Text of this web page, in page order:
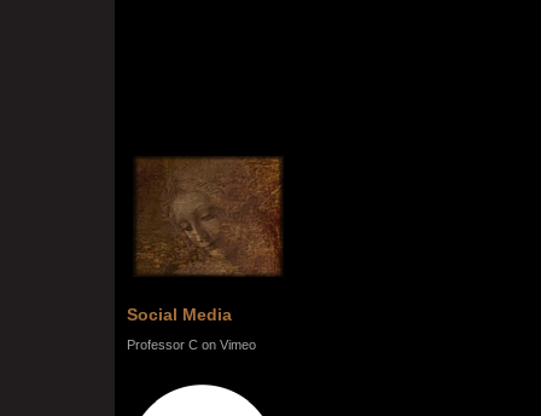
Social Media
Professor C on Vimeo